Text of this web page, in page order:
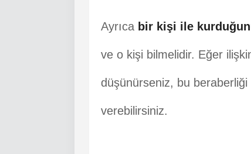
Ayrıca bir kişi ile
ve o kişi bilmelidir. Eğer
düşünürseniz, bu
verebilirsiniz.